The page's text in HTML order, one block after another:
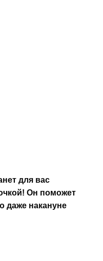
для вас
Он поможет
даже накануне